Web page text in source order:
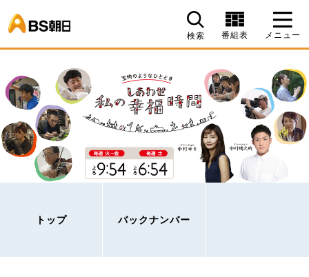
検索 番組表 メニュー
トップ バックナンバー